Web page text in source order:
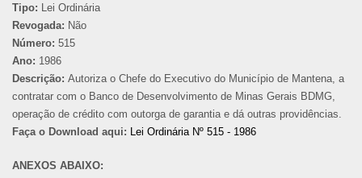
Tipo: Lei Ordinária
Revogada: Não
Número: 515
Ano: 1986
Descrição: Autoriza o Chefe do Executivo do Município de Mantena, a
contratar com o Banco de Desenvolvimento de Minas Gerais BDMG,
operação de crédito com outorga de garantia e dá outras providências.
Faça o Download aqui: Lei Ordinária Nº 515 - 1986
ANEXOS ABAIXO: